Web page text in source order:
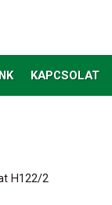
KAPCSOLAT
H122/2